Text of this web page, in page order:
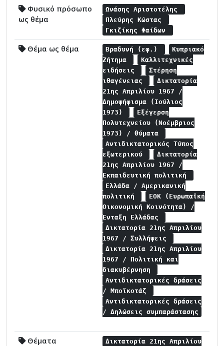
Φυσικό πρόσωπο
ως θέμα
Ωνάσης Αριστοτέλης
Πλεύρης Κώστας
Γκιζίκης Φαίδων
Θέμα ως θέμα Βραδυνή (εφ.)
Κυπριακό
Ζήτημα
Καλλιτεχνικές
ειδήσεις
Στέρηση
ιθαγένειας
Δικτατορία
21ης Απριλίου 1967 /
Δημοψήφισμα (Ιούλιος
1973)
Εξέγερση
Πολυτεχνείου (Νοέμβριος
1973) / θύματα
Αντιδικτατορικός Τύπος
εξωτερικού
Δικτατορία
21ης Απριλίου 1967 /
Εκπαιδευτική πολιτική
Ελλάδα / Αμερικανική
πολιτική
ΕΟΚ (Ευρωπαϊκή
Οικονομική Κοινότητα) /
Ένταξη Ελλάδας
Δικτατορία 21ης Απριλίου
1967 / Συλλήψεις
Δικτατορία 21ης Απριλίου
1967 / Πολιτική και
διακυβέρνηση
Αντιδικτατορικές δράσεις
/ Μποϊκοτάζ
Αντιδικτατορικές δράσεις
/ Δηλώσεις συμπαράστασης
Θέματα
Δικτατορία 21ης Απριλίου